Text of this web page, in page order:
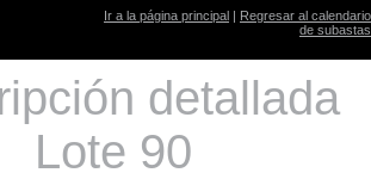
Ir a la página principal | Regresar al calendario
de subastas
detallada
Lote 90